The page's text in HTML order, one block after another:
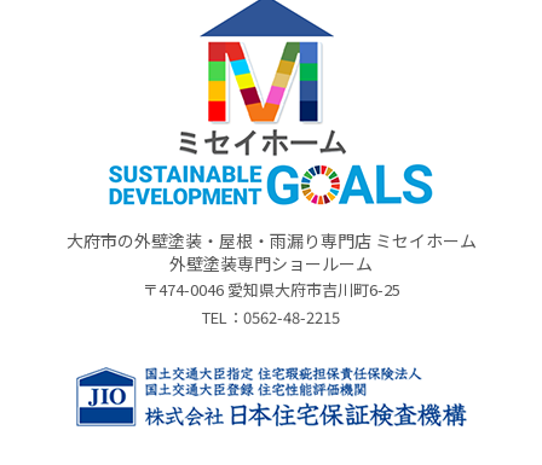
大府市の外壁塗装・屋根・雨漏り専門店 ミセイホーム
外壁塗装専門ショールーム
〒474-0046 愛知県大府市吉川町6-25
TEL： 0562-48-2215